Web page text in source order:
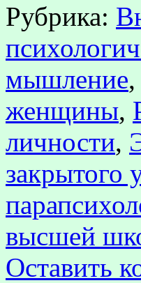
Рубрика:
мышление,
женщины,
личности,
высшей
Оставить